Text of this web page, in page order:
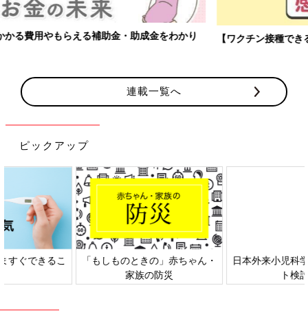
【ワクチン接種できるものも】妊婦の感染症対策、知っておいて！
連載一覧へ
ピックアップ
日本外来小児科学会リーフレッ
六星占術 細木かおりさんの人生